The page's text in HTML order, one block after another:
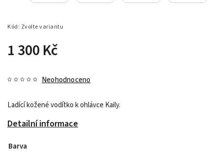
Kód: Zvolte variantu
1 300 Kč
Neohodnoceno
Ladící kožené vodítko k ohlávce Kaily.
Detailní informace
Barva